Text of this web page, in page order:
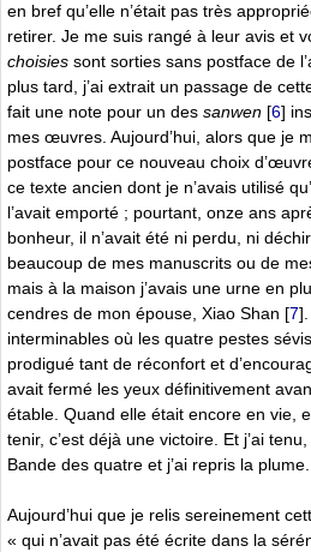
en bref qu’elle n’était pas très
retirer. Je me suis rangé à leur avis et
choisies sont sorties sans postface de
plus tard, j’ai extrait un passage de
fait une note pour un des sanwen [6]
mes œuvres. Aujourd’hui, alors que je
postface pour ce nouveau choix
ce texte ancien dont je n’avais utilisé
l’avait emporté ; pourtant, onze ans
bonheur, il n’avait été ni perdu, ni
beaucoup de mes manuscrits ou de
mais à la maison j’avais une urne en
cendres de mon épouse, Xiao Shan [7]
interminables où les quatre pestes
prodigué tant de réconfort et
avait fermé les yeux définitivement
étable. Quand elle était encore en vie,
tenir, c’est déjà une victoire. Et j’ai
Bande des quatre et j’ai repris la plume.
Aujourd’hui que je relis sereinement
« qui n’avait pas été écrite dans la